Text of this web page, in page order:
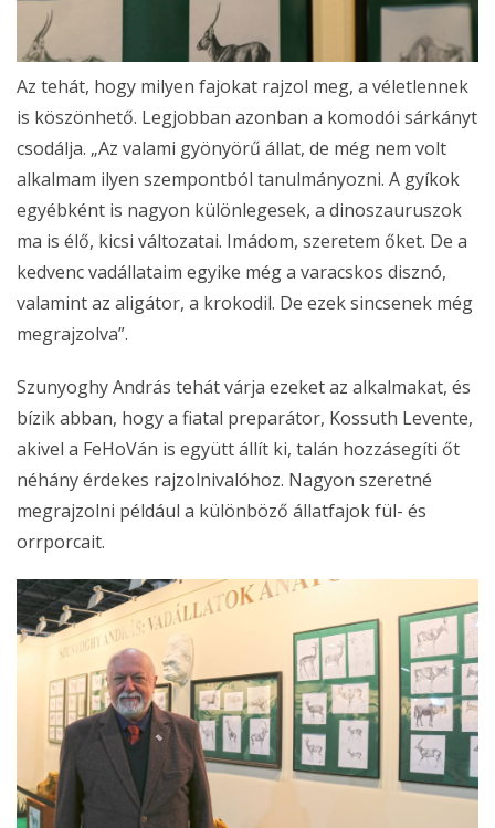
Az tehát, hogy milyen fajokat rajzol meg, a véletlennek
is köszönhető. Legjobban azonban a komodói sárkányt
csodálja. „Az valami gyönyörű állat, de még nem volt
alkalmam ilyen szempontból tanulmányozni. A gyíkok
egyébként is nagyon különlegesek, a dinoszauruszok
ma is élő, kicsi változatai. Imádom, szeretem őket. De a
kedvenc vadállataim egyike még a varacskos disznó,
valamint az aligátor, a krokodil. De ezek sincsenek még
megrajzolva”.
Szunyoghy András tehát várja ezeket az alkalmakat, és
bízik abban, hogy a fiatal preparátor, Kossuth Levente,
akivel a FeHoVán is együtt állít ki, talán hozzásegíti őt
néhány érdekes rajzolnivalóhoz. Nagyon szeretné
megrajzolni például a különböző állatfajok fül- és
orrporcait.